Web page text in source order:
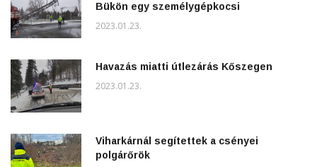
Bükön egy személygépkocsi
2023.01.23.
Havazás miatti útlezárás Kőszegen
2023.01.23.
Viharkárnál segítettek a csényei
polgárőrök